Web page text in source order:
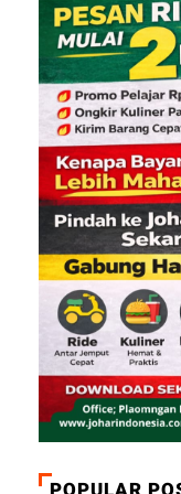
POPULAR